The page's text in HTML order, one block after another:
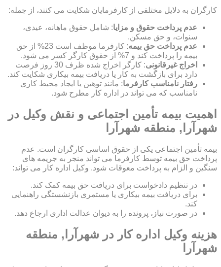
کارگران به دلایل مختلفی از کارفرمایان شکایت می کنند، از جمله:
عدم پرداخت حقوق و مزایا: شامل حقوق ماهانه، عیدی،
سنوات، و حق مسکن.
عدم پرداخت حق بیمه
: کارفرما موظف است 23% از حق
بیمه را پرداخت کند و 7% از حقوق کارگر کسر می شود.
اخراج غیرقانونی
: کارگر اخراج شده ظرف 30 روز فرصت
دارد برای بازگشت به کار یا دریافت بیمه بیکاری شکایت کند.
رفتار نامناسب کارفرما: مانند توهین یا ایجاد محیط کاری
نامناسب که می تواند در اداره کار مطرح شود.
اهمیت بیمه تأمین اجتماعی و نقش وکیل در
شهرآرا, منطقه شهرآرا
بیمه تأمین اجتماعی یکی از حقوق اساسی کارگران است. عدم
پرداخت حق بیمه توسط کارفرما می تواند منجر به جریمه های
سنگین و الزام به پرداخت معوقات شود. وکیل اداره کار می تواند:
در تنظیم دادخواست برای دریافت حق بیمه کمک کند.
برای دریافت بیمه بیکاری یا مستمری بازنشستگی راهنمایی
کند.
در صورت نیاز، پرونده را به دیوان عدالت اداری ارجاع دهد.
هزینه وکیل اداره کار در شهرآرا, منطقه
شهرآرا